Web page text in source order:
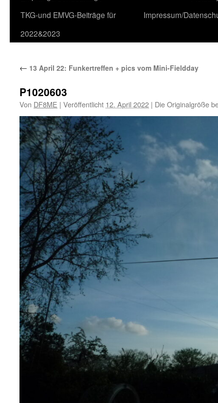
TKG-und EMVG-Beiträge für
2022&2023
Impressum/
← 13 April 22: Funkertreffen + pics vom Mini-Fieldday
P1020603
Von DF8ME | Veröffentlicht 12. April 2022 | Die Originalgröße